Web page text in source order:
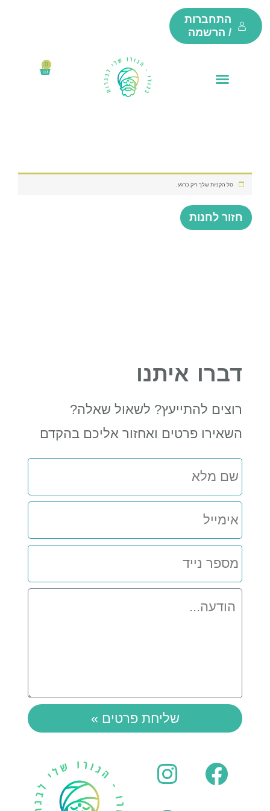
דילוג
לתוכן
התחברות
/ הרשמה
0
עגלת
סל הקניות שלך ריק כרגע.
חזור לחנות
דברו איתנו
רוצים להתייעץ? לשאול שאלה?
השאירו פרטים ואחזור אליכם בהקדם
שם
מלא
אימייל
מספר
נייד
הודעה
שליחת פרטים »
Facebook
InstagramYoutube
Whatsapp